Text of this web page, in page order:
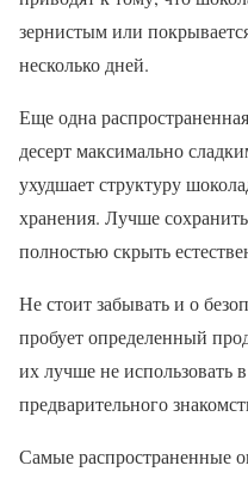
зернистым или
несколько дней.
Еще одна
десерт максимально
ухудшает структуру
хранения. Лучше
полностью скрыть
Не стоит забывать и о
пробует определенный
их лучше не использовать
предварительного
Самые распространенные